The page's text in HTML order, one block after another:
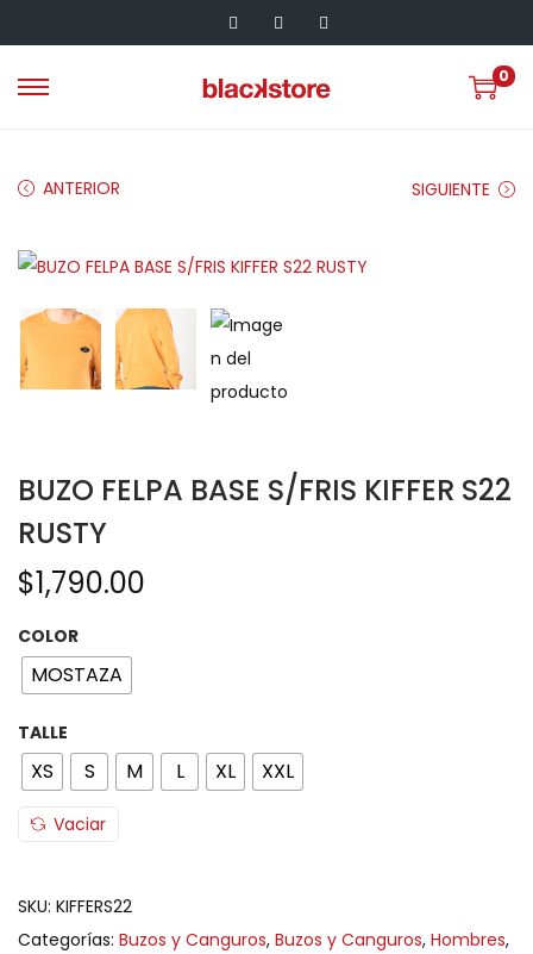
0
ANTERIOR SIGUIENTE
BUZO FELPA BASE S/FRIS KIFFER S22
RUSTY
$1,790.00
COLOR
MOSTAZA
TALLE
XS S M L XL XXL
Vaciar
SKU: KIFFERS22
Categorías: Buzos y Canguros, Buzos y Canguros, Hombres,